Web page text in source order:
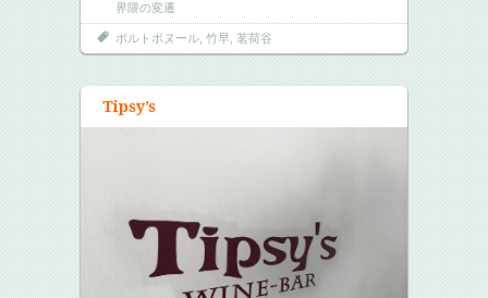
界隈の変遷
ポルトボヌール 竹早 茗荷谷
Tipsy’s